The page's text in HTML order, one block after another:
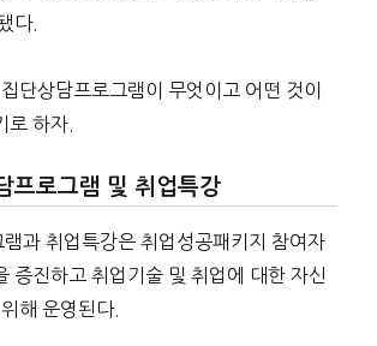
다.
단상담프로그램이 무엇이고 어떤 것이
로 하자.
프로그램 및 취업특강
과 취업특강은 취업성공패키지 참여자
증진하고 취업기술 및 취업에 대한 자신
해 운영된다.